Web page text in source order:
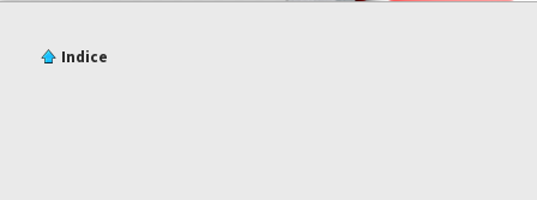
Indice